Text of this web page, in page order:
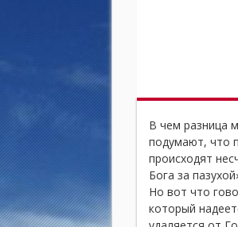
В чем разница
подумают, что
происходят
Бога за
Но вот что
который